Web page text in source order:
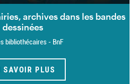
archives dans les bandes
dessinées
bibliothécaires - BnF
SAVOIR PLUS